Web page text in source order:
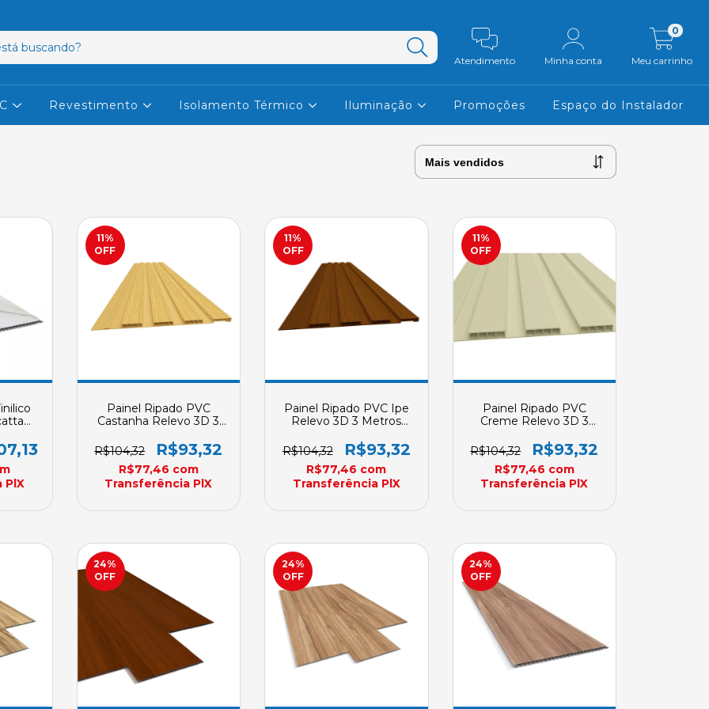
Atendimento Minha conta Meu carrinho
0
Revestimento Isolamento Térmico Iluminação Promoções Espaço do Instalador
Sob
PlX
11%
OFF
Painel Ripado PVC
Castanha Relevo 3D 3
7mm
R$104,32 R$93,32
R$77,46 com
Transferência PlX
11%
OFF
Painel Ripado PVC Ipe
Relevo 3D 3 Metros
R$104,32
R$93,32
R$77,46 com
Transferência PlX
11%
OFF
Painel Ripado PVC
Creme Relevo 3D 3
7mm Sob Encomenda
R$104,32 R$93,32
R$77,46 com
Transferência PlX
24%
OFF
24%
OFF
24%
OFF